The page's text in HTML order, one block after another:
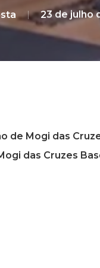
23 de julho
de Mogi das
das Cruzes